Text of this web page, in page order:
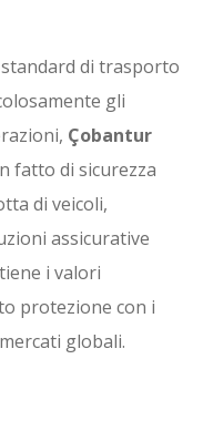
di trasporto
gli
Çobantur
fatto di sicurezza
di veicoli,
assicurative
i valori
protezione con i
globali.